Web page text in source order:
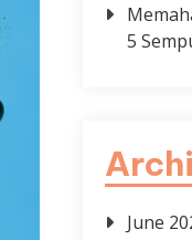
5
June